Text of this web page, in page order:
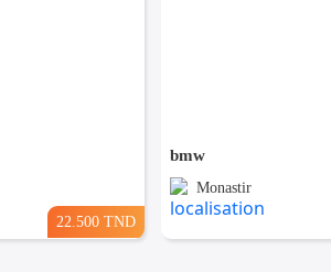
22.500 TND
bmw
Monastir